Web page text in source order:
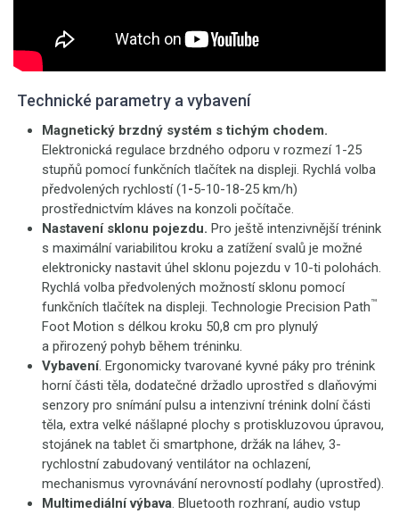
Technické parametry a vybavení
Magnetický brzdný systém s tichým chodem.
Elektronická regulace brzdného odporu v rozmezí 1-25
stupňů pomocí funkčních tlačítek na displeji. Rychlá volba
předvolených rychlostí (1 -5-10-18-25 km/h)
prostřednictvím kláves na konzoli počítače.
Nastavení sklonu pojezdu. Pro ještě intenzivnější trénink
s maximální variabilitou kroku a zatížení svalů je možné
elektronicky nastavit úhel sklonu pojezdu v 10-ti polohách.
Rychlá volba předvolených možností sklonu pomocí
funkčních tlačítek na displeji. Technologie Precision Path™
Foot Motion s délkou kroku 50,8 cm pro plynulý
a přirozený pohyb během tréninku.
Vybavení. Ergonomicky tvarované kyvné páky pro trénink
horní části těla, dodatečné držadlo uprostřed s dlaňovými
senzory pro snímání pulsu a intenzivní trénink dolní části
těla, extra velké nášlapné plochy s protiskluzovou úpravou,
stojánek na tablet či smartphone, držák na láhev, 3-
rychlostní zabudovaný ventilátor na ochlazení,
mechanismus vyrovnávání nerovností podlahy (uprostřed).
Multimediální výbava. Bluetooth rozhraní, audio vstup